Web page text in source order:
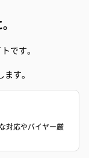
。
です。
す。
対応やバイヤー厳